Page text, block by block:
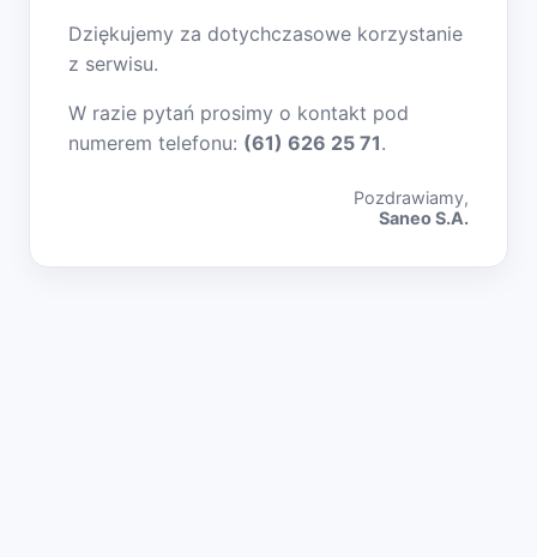
Dziękujemy za dotychczasowe korzystanie
z serwisu.
W razie pytań prosimy o kontakt pod
numerem telefonu: (61) 626 25 71.
Pozdrawiamy,
Saneo S.A.